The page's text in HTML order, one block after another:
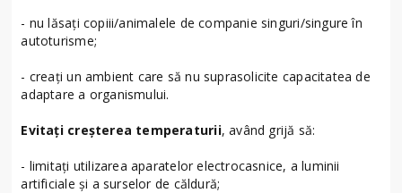
- nu lăsaţi copiii/animalele de companie singuri/singure în
autoturisme;
- creaţi un ambient care să nu suprasolicite capacitatea de
adaptare a organismului.
Evitaţi creşterea temperaturii, având grijă să:
- limitaţi utilizarea aparatelor electrocasnice, a luminii
artificiale şi a surselor de căldură;